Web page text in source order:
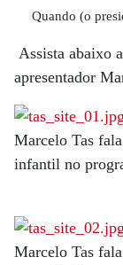
Quando (o
Assista abaixo
apresentador
Marcelo Tas
infantil no
Marcelo Tas